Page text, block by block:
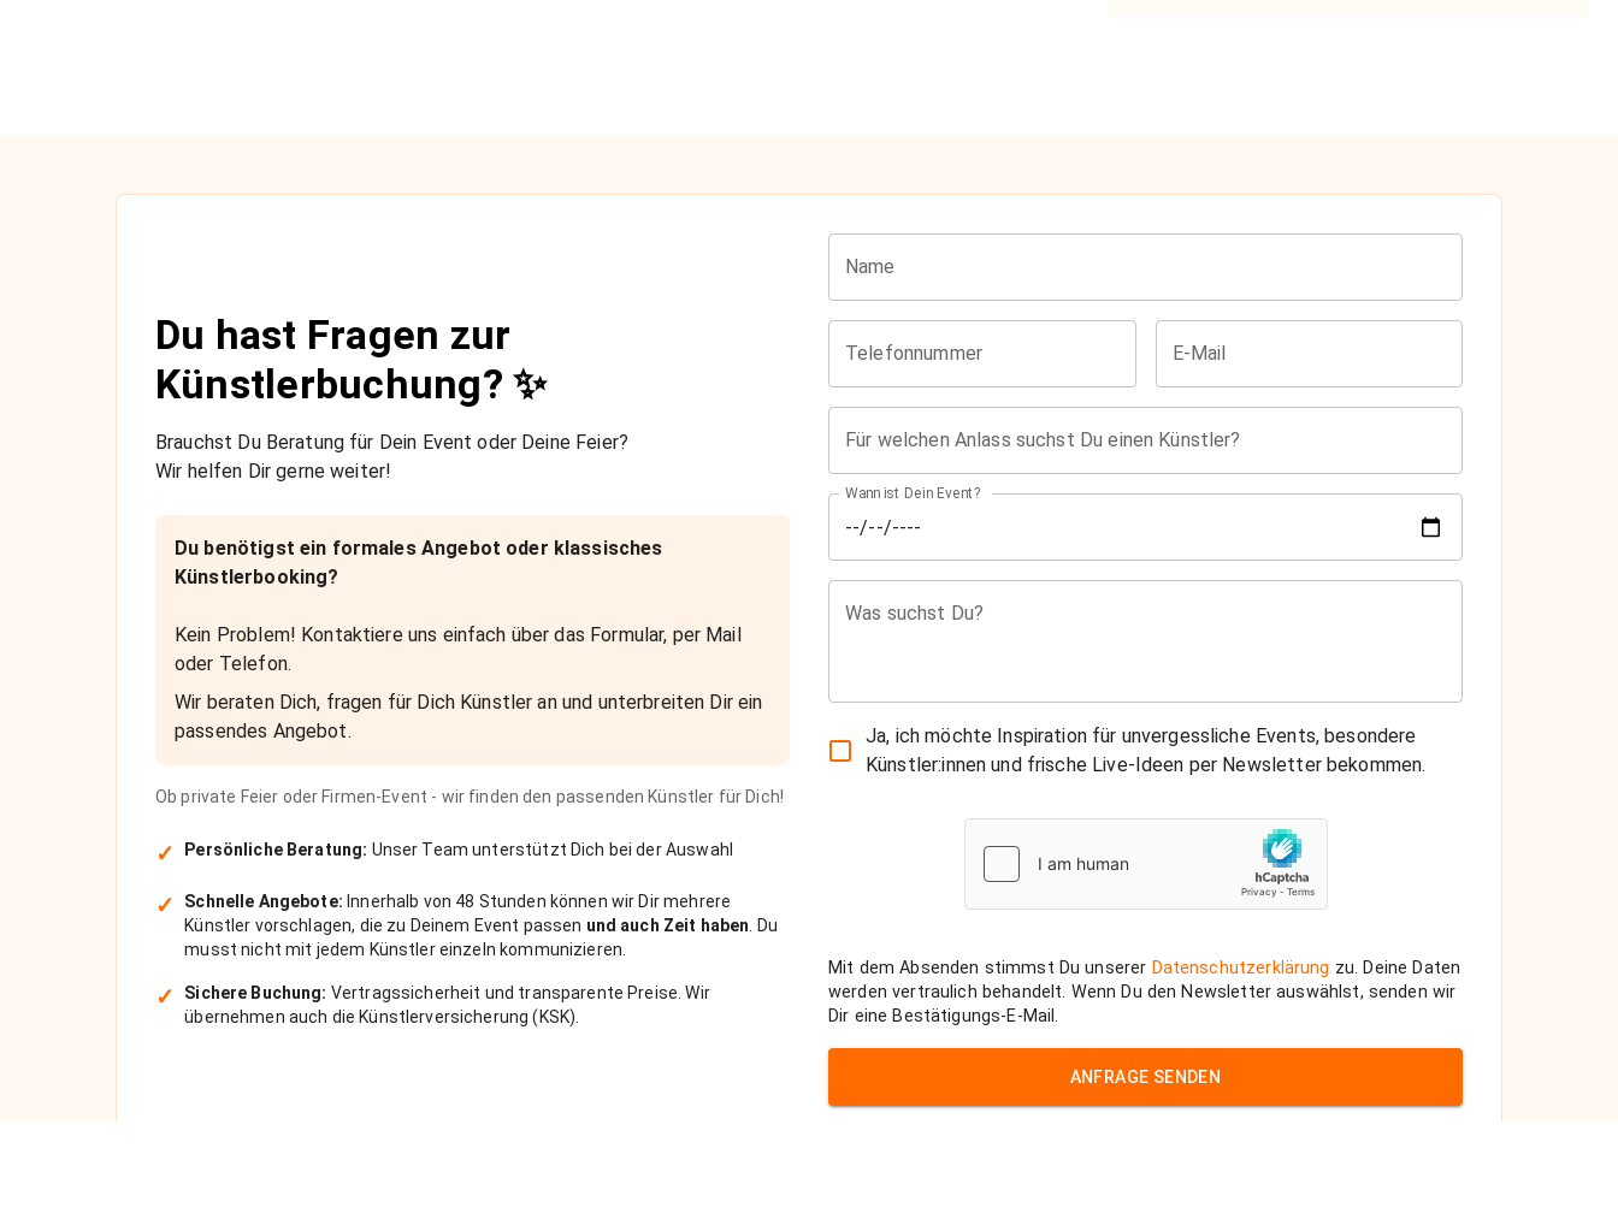
Du hast Fragen zur
Künstlerbuchung? ✨
Brauchst Du Beratung für Dein Event oder Deine Feier?
Wir helfen Dir gerne weiter!
Du benötigst ein formales Angebot oder klassisches
Künstlerbooking?
Kein Problem! Kontaktiere uns einfach über das Formular, per Mail
oder Telefon.
Wir beraten Dich, fragen für Dich Künstler an und unterbreiten Dir ein
passendes Angebot.
Ob private Feier oder Firmen-Event - wir finden den passenden Künstler für Dich!
✓ Persönliche Beratung: Unser Team unterstützt Dich bei der Auswahl
✓ Schnelle Angebote: Innerhalb von 48 Stunden können wir Dir mehrere
Künstler vorschlagen, die zu Deinem Event passen und auch Zeit haben . Du
musst nicht mit jedem Künstler einzeln kommunizieren.
✓ Sichere Buchung: Vertragssicherheit und transparente Preise. Wir
übernehmen auch die Künstlerversicherung (KSK).
Name
Telefonnummer E-Mail
Für welchen Anlass suchst Du einen Künstler?
Wann ist Dein Event?
Was suchst Du?
Ja, ich möchte Inspiration für unvergessliche Events, besondere
Künstler:innen und frische Live-Ideen per Newsletter bekommen.
Mit dem Absenden stimmst Du unserer Datenschutzerklärung zu. Deine Daten
werden vertraulich behandelt. Wenn Du den Newsletter auswählst, senden wir
Dir eine Bestätigungs-E-Mail.
ANFRAGE SENDEN